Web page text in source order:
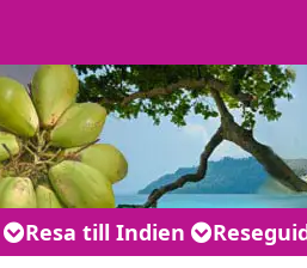
Resa till Indien